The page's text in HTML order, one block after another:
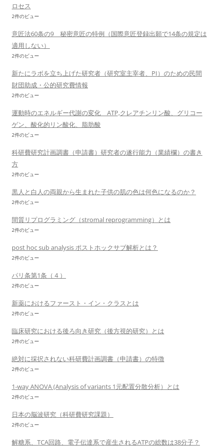
ロセス
2件のビュー
意匠法60条の9 秘密意匠の特例（国際意匠登録出願で14条の規定は
適用しない）
2件のビュー
新たにラボを立ち上げた研究者（研究室主宰者、PI）のための民間
財団助成・公的研究費情報
2件のビュー
運動時のエネルギー代謝の変化 ATP,クレアチンリン酸、グリコー
ゲン、酸化的リン酸化、脂肪酸
2件のビュー
科研費研究計画調書（申請書）研究者の遂行能力（業績欄）の書き
方
2件のビュー
黒人と白人の両親から生まれた子供の肌の色は何色になるのか？
2件のビュー
間質リプログラミング（stromal reprogramming）とは
2件のビュー
post hoc sub analysis ポストホックサブ解析とは？
2件のビュー
パリ条第1条（４）
2件のビュー
新薬におけるファースト・イン・クラスとは
2件のビュー
臨床研究における後ろ向き研究（後方視的研究）とは
2件のビュー
絶対に採択されない科研費計画調書（申請書）の特徴
2件のビュー
1-way ANOVA (Analysis of variants 1元配置分散分析）とは
2件のビュー
日本の脳波研究（科研費研究課題）
2件のビュー
解糖系、TCA回路、電子伝達系で産生されるATPの総数は38分子？